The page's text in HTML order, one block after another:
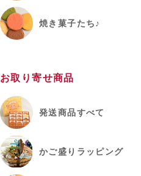
焼き菓子たち♪
お取り寄せ商品
発送商品すべて
かご盛りラッピング